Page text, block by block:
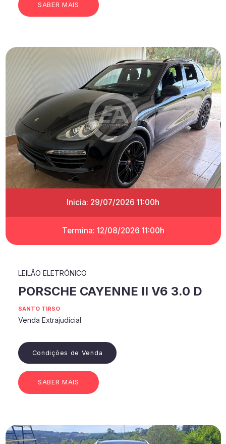
SABER MAIS
Inicia: 29/07/2026 11:00h
Termina: 12/08/2026 11:00h
LEILÃO ELETRÓNICO
PORSCHE CAYENNE II V6 3.0 D
SANTO TIRSO
Venda Extrajudicial
Condições de Venda
SABER MAIS